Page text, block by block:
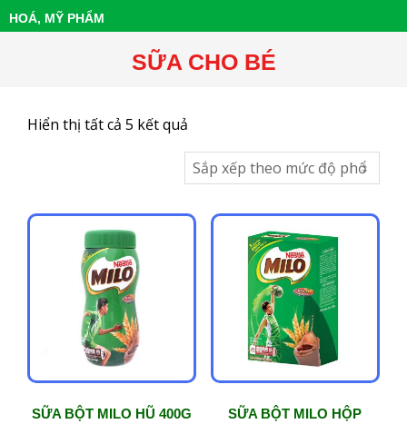
HOÁ, MỸ PHẨM
SỮA CHO BÉ
Hiển thị tất cả 5 kết quả
sắp
xếp
mức
SỮA BỘT MILO HŨ 400G
SỮA BỘT MILO HỘP